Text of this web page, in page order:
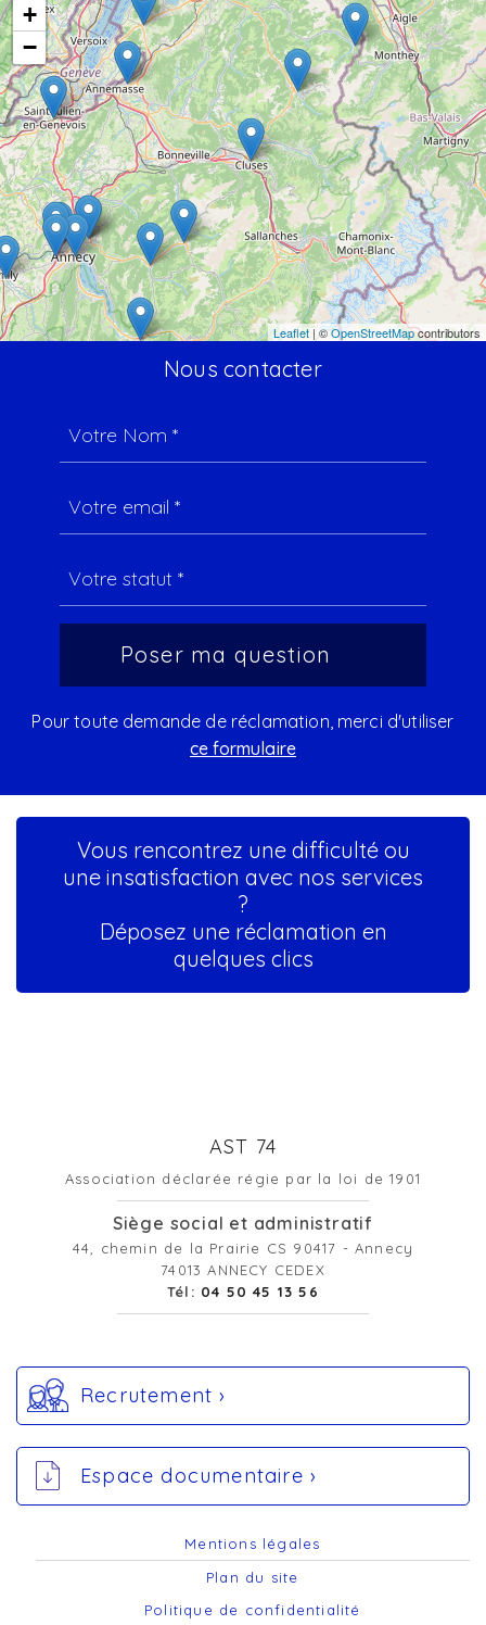
+
−
Leaflet | ©OpenStreetMapcontributors
Nous contacter
Pour toute demande de réclamation, merci d'utiliser
ce formulaire
Vous rencontrez une difficulté ou
une insatisfaction avec nos services
?
Déposez une réclamation en
quelques clics
AST 74
Association déclarée régie par la loi de 1901
Siège social et administratif
44, chemin de la Prairie CS 90417 - Annecy
74013 ANNECY CEDEX
Tél: 04 50 45 13 56
Recrutement ›
Espace documentaire ›
Mentions légales
Plan du site
Politique de confidentialité